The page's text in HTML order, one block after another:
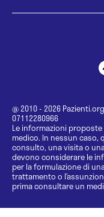
@ 2010 - 2026
07112280966
Le informazioni
medico. In nessun
consulto, una visita o
devono considerare le
per la formulazione di
trattamento o
prima consultare un